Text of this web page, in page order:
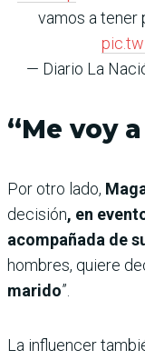
vamos a tener
— Diario La
“Me voy
Por otro lado,
decisión, en
acompañada de
hombres, quiere
marido”.
La influencer